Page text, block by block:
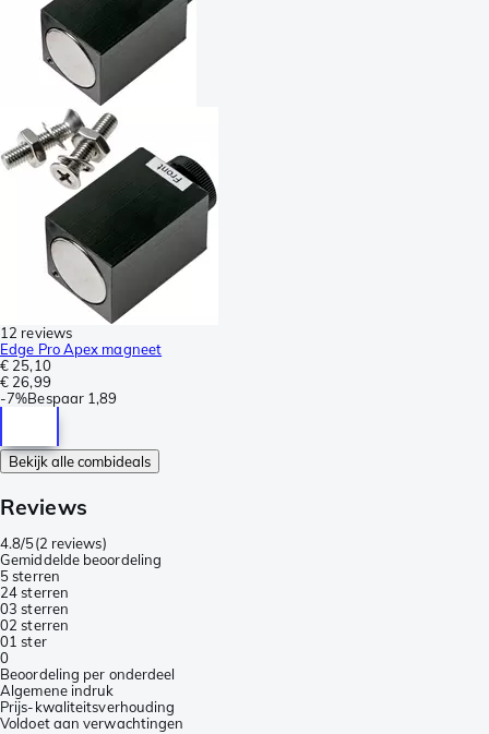
12 reviews
Edge Pro Apex magneet
€ 25,10
€ 26,99
-7%Bespaar 1,89
Bekijk alle combideals
Reviews
4.8/5(2 reviews)
Gemiddelde beoordeling
5 sterren
24 sterren
03 sterren
02 sterren
01 ster
0
Beoordeling per onderdeel
Algemene indruk
Prijs-kwaliteitsverhouding
Voldoet aan verwachtingen